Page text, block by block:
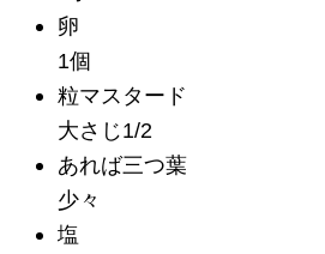
卵
1個
粒マスタード
大さじ1/2
あれば三つ葉
少々
塩